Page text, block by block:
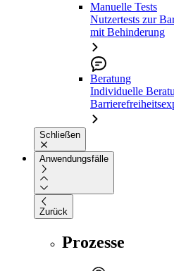
Manuelle Tests
Nutzertests zur
mit Behinderung
Beratung
Individuelle
Schließen
Anwendungsfälle
Zurück
Prozesse